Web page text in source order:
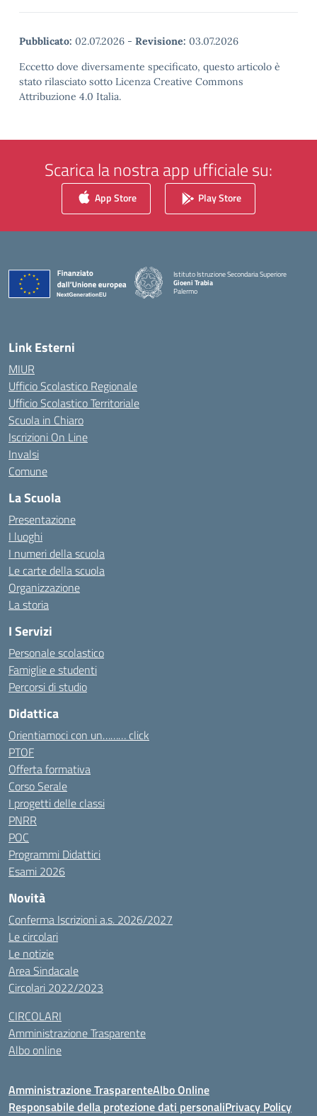
Pubblicato: 02.07.2026 - Revisione: 03.07.2026
Eccetto dove diversamente specificato, questo articolo è
stato rilasciato sotto Licenza Creative Commons
Attribuzione 4.0 Italia.
Scarica la nostra app ufficiale su:
App Store Play Store
Istituto Istruzione Secondaria Superiore
Gioeni Trabia
Palermo
Link Esterni
MIUR
Ufficio Scolastico Regionale
Ufficio Scolastico Territoriale
Scuola in Chiaro
Iscrizioni On Line
Invalsi
Comune
La Scuola
Presentazione
I luoghi
I numeri della scuola
Le carte della scuola
Organizzazione
La storia
I Servizi
Personale scolastico
Famiglie e studenti
Percorsi di studio
Didattica
Orientiamoci con un……… click
PTOF
Offerta formativa
Corso Serale
I progetti delle classi
PNRR
POC
Programmi Didattici
Esami 2026
Novità
Conferma Iscrizioni a.s. 2026/2027
Le circolari
Le notizie
Area Sindacale
Circolari 2022/2023
CIRCOLARI
Amministrazione Trasparente
Albo online
Amministrazione TrasparenteAlbo Online
Responsabile della protezione dati personaliPrivacy Policy